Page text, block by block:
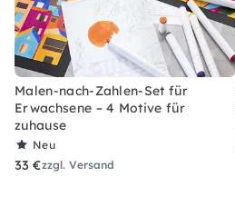
Malen-nach-Zahlen-Set für
Erwachsene – 4 Motive für
zuhause
Neu
33 €zzgl. Versand